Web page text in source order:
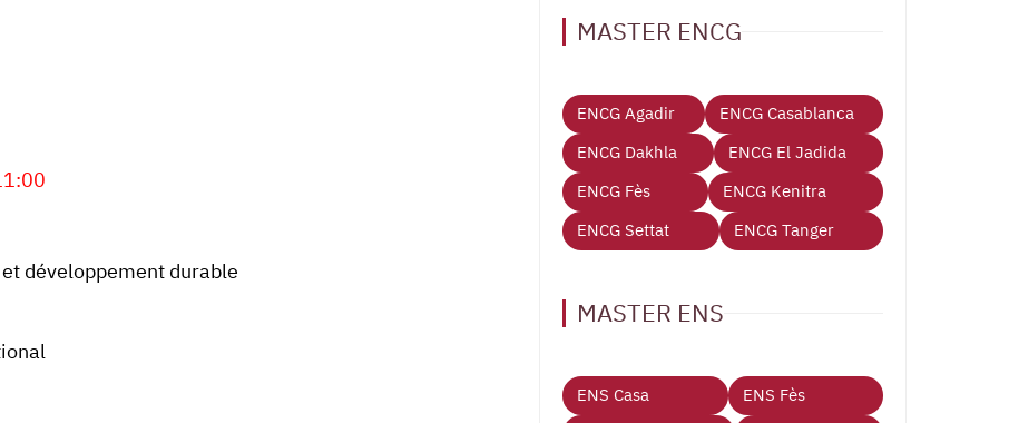
développement durable
MASTER ENCG
ENCG Agadir
ENCG Casablanca
ENCG Dakhla
ENCG El Jadida
ENCG Fès
ENCG Kenitra
ENCG Settat
ENCG Tanger
MASTER ENS
ENS Casa
ENS Fès